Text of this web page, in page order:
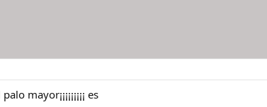
mayor¡¡¡¡¡¡¡¡¡ es